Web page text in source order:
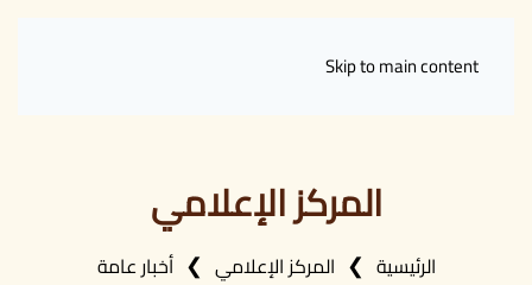
Skip to main content
المركز الإعلامي
الرئيسية المركز الإعلامي أخبار عامة